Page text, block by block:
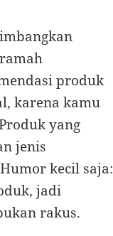
produk
karena kamu
yang
jenis
kecil saja:
jadi
rakus.